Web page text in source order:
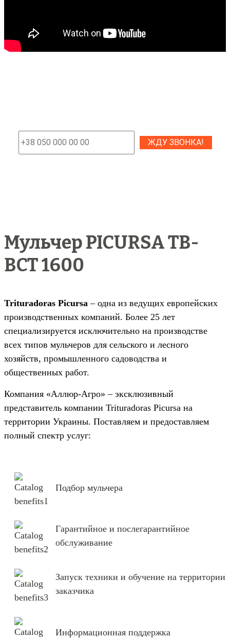
Мульчер PICURSA TB-
BCT 1600
Trituradoras Picursa – одна из ведущих европейских
производственных компаний. Более 25 лет
специализируется исключительно на производстве
всех типов мульчеров для сельского и лесного
хозяйств, промышленного садоводства и
общественных работ.
Компания «Аллюр-Агро» – эксклюзивный
представитель компании Trituradoras Picursa на
территории Украины. Поставляем и предоставляем
полный спектр услуг:
Подбор мульчера
Гарантийное и послегарантийное
обслуживание
Запуск техники и обучение на территории
заказчика
Информационная поддержка